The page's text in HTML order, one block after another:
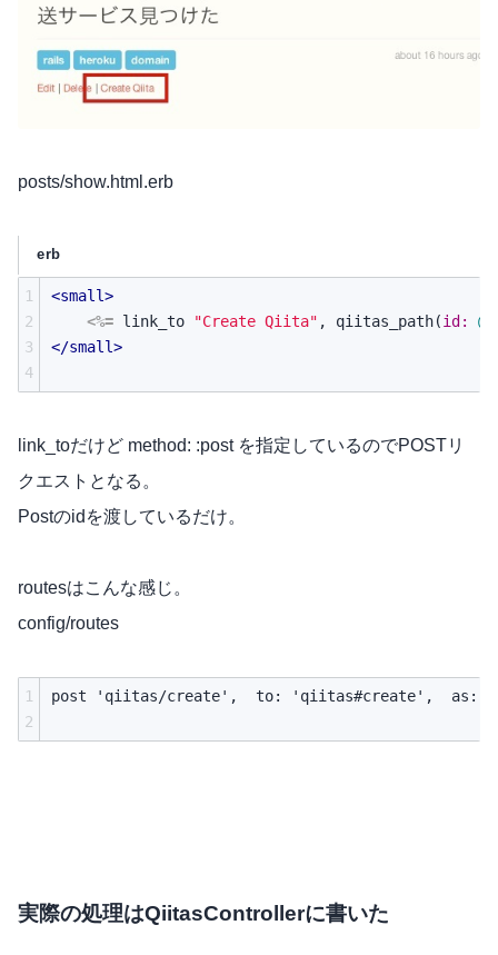
posts/show.html.erb
erb
1
2
3
4
<small>
<%= link_to "Create Qiita" , qiitas_path(id:
</small>
link_toだけど method: :post を指定しているのでPOSTリ
クエストとなる。
Postのidを渡しているだけ。
routesはこんな感じ。
config/routes
1
2
post 'qiitas/create',  to: 'qiitas#create',  as:
実際の処理はQiitasControllerに書いた